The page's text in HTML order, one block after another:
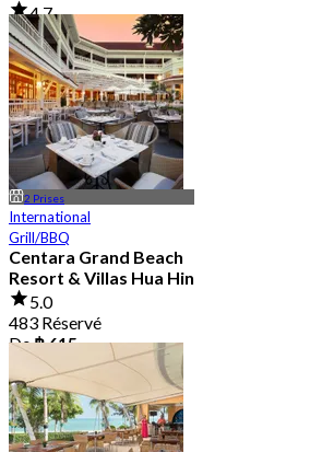
4.7
79 Réservé
De฿ 425
2 Prises
International
Grill/BBQ
Centara Grand Beach
Resort & Villas Hua Hin
5.0
483 Réservé
De฿ 615